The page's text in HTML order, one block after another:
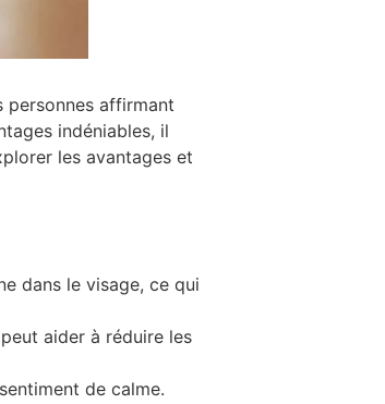
personnes affirmant
indéniables, il
les avantages et
dans le visage, ce qui
aider à réduire les
de calme.